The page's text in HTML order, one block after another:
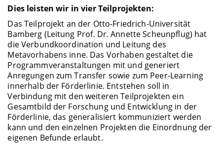
Dies leisten wir in vier Teilprojekten:
Das Teilprojekt an der Otto-Friedrich-Universität
Bamberg (Leitung Prof. Dr. Annette Scheunpflug) hat
die Verbundkoordination und Leitung des
Metavorhabens inne. Das Vorhaben gestaltet die
Programmveranstaltungen mit und generiert
Anregungen zum Transfer sowie zum Peer-Learning
innerhalb der Förderlinie. Entstehen soll in
Verbindung mit den weiteren Teilprojekten ein
Gesamtbild der Forschung und Entwicklung in der
Förderlinie, das generalisiert kommuniziert werden
kann und den einzelnen Projekten die Einordnung der
eigenen Befunde erlaubt.